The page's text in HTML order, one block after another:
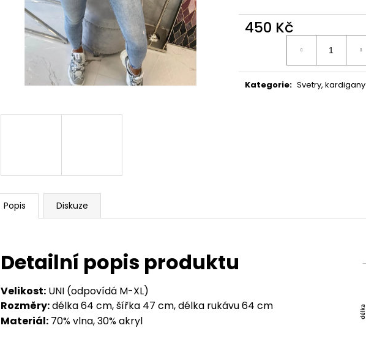
450 Kč
Kategorie: Svetry, kardigany
Popis Diskuze
Detailní popis produktu
Velikost: UNI (odpovídá M-XL)
Rozměry:délka 64 cm, šířka 47 cm, délka rukávu 64 cm
Materiál: 70% vlna, 30% akryl